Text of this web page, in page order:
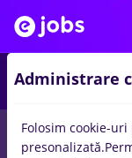
locuri de munca
Administrare
Folosim cookie-
presonalizată.